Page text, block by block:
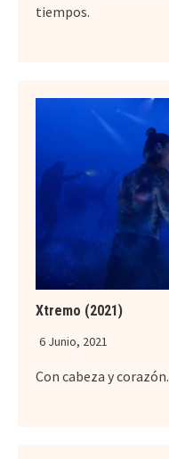
tiempos.
Xtremo (2021)
6 Junio, 2021
Con cabeza y corazón.